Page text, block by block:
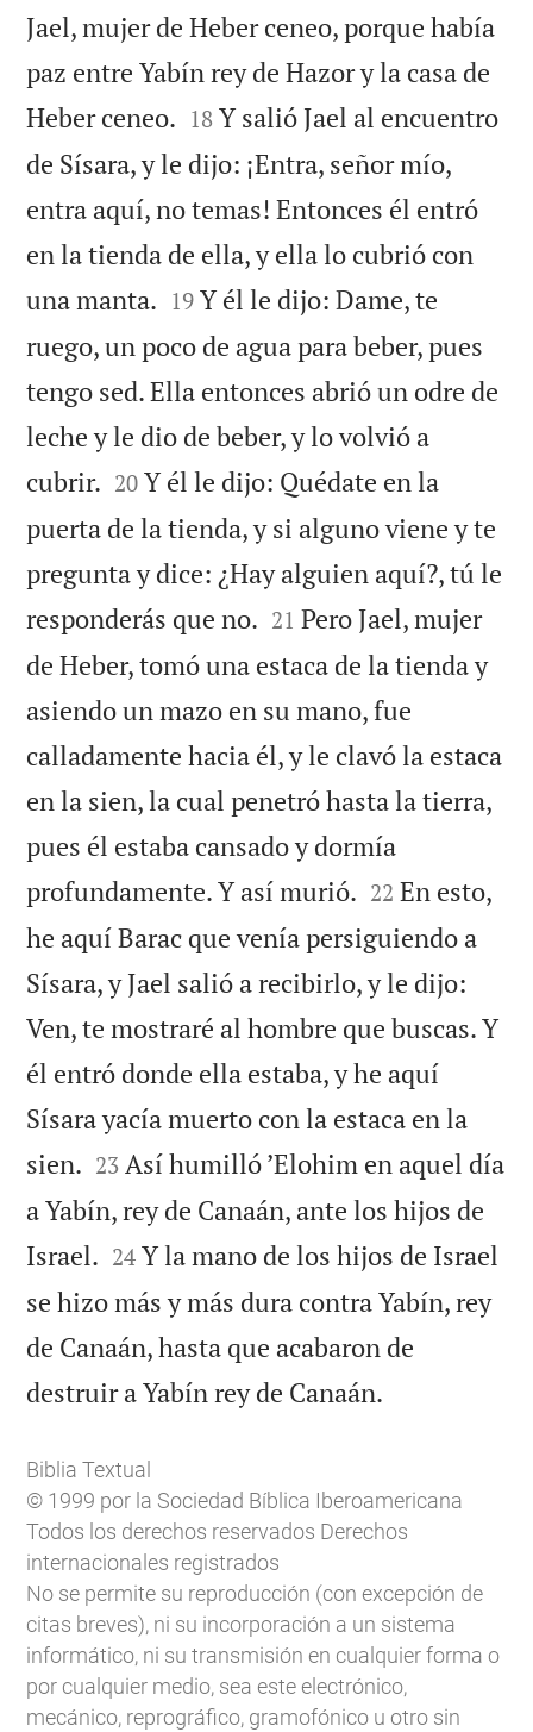
Jael, mujer de Heber ceneo, porque había
paz entre Yabín rey de Hazor y la casa de
Heber ceneo. 

18 Y salió Jael al encuentro
de Sísara, y le dijo: ¡Entra, señor mío,
entra aquí, no temas! Entonces él entró
en la tienda de ella, y ella lo cubrió con
una manta. 

19 Y él le dijo: Dame, te
ruego, un poco de agua para beber, pues
tengo sed. Ella entonces abrió un odre de
leche y le dio de beber, y lo volvió a
cubrir. 

20 Y él le dijo: Quédate en la
puerta de la tienda, y si alguno viene y te
pregunta y dice: ¿Hay alguien aquí?, tú le
responderás que no. 

21 Pero Jael, mujer
de Heber, tomó una estaca de la tienda y
asiendo un mazo en su mano, fue
calladamente hacia él, y le clavó la estaca
en la sien, la cual penetró hasta la tierra,
pues él estaba cansado y dormía
profundamente. Y así murió. 

22 En esto,
he aquí Barac que venía persiguiendo a
Sísara, y Jael salió a recibirlo, y le dijo:
Ven, te mostraré al hombre que buscas. Y
él entró donde ella estaba, y he aquí
Sísara yacía muerto con la estaca en la
sien. 

23 Así humilló ’Elohim en aquel día
a Yabín, rey de Canaán, ante los hijos de
Israel. 

24 Y la mano de los hijos de Israel
se hizo más y más dura contra Yabín, rey
de Canaán, hasta que acabaron de
destruir a Yabín rey de Canaán.
Biblia Textual
© 1999 por la Sociedad Bíblica Iberoamericana
Todos los derechos reservados Derechos
internacionales registrados
No se permite su reproducción (con excepción de
citas breves), ni su incorporación a un sistema
informático, ni su transmisión en cualquier forma o
por cualquier medio, sea este electrónico,
mecánico, reprográfico, gramofónico u otro sin